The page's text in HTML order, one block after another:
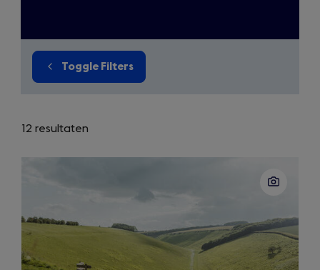
Toggle Filters
12 resultaten